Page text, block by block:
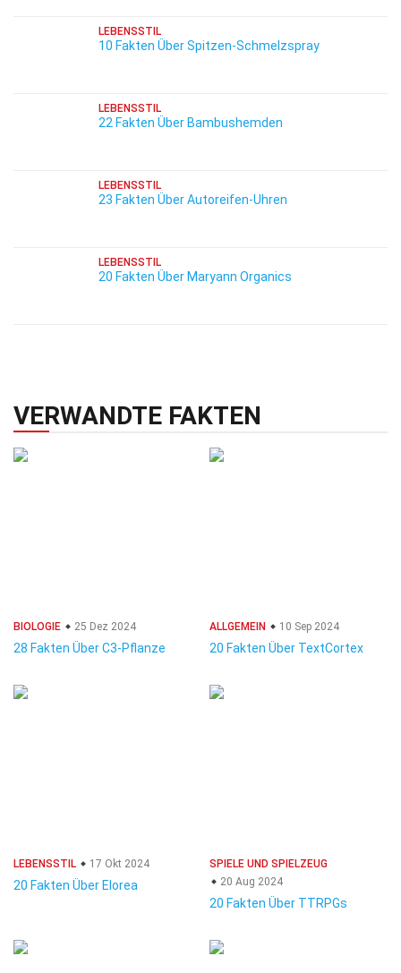
LEBENSSTIL
10 Fakten Über Spitzen-Schmelzspray
LEBENSSTIL
22 Fakten Über Bambushemden
LEBENSSTIL
23 Fakten Über Autoreifen-Uhren
LEBENSSTIL
20 Fakten Über Maryann Organics
VERWANDTE FAKTEN
BIOLOGIE 25 Dez 2024
28 Fakten Über C3-Pflanze
ALLGEMEIN 10 Sep 2024
20 Fakten Über TextCortex
LEBENSSTIL 17 Okt 2024
20 Fakten Über Elorea
SPIELE UND SPIELZEUG
20 Aug 2024
20 Fakten Über TTRPGs